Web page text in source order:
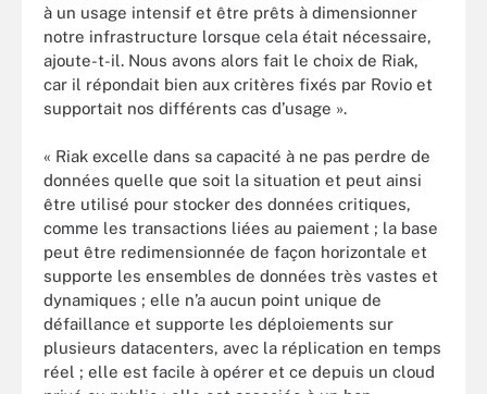
à un usage intensif et être prêts à dimensionner
notre infrastructure lorsque cela était nécessaire,
ajoute-t-il. Nous avons alors fait le choix de Riak,
car il répondait bien aux critères fixés par Rovio et
supportait nos différents cas d’usage ».
« Riak excelle dans sa capacité à ne pas perdre de
données quelle que soit la situation et peut ainsi
être utilisé pour stocker des données critiques,
comme les transactions liées au paiement ; la base
peut être redimensionnée de façon horizontale et
supporte les ensembles de données très vastes et
dynamiques ; elle n’a aucun point unique de
défaillance et supporte les déploiements sur
plusieurs datacenters, avec la réplication en temps
réel ; elle est facile à opérer et ce depuis un cloud